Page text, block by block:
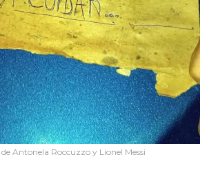
Antonela Roccuzzo y Lionel Messi